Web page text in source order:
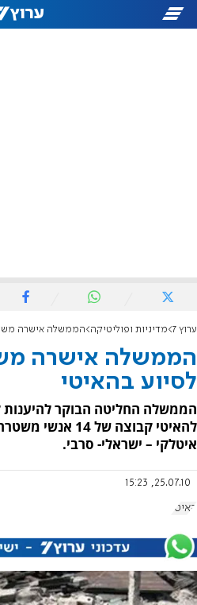
ערוץ 7 מדיניות ופוליטיקה הממשלה אישרה משלוח 14 שוטרים לסיוע
לסיוע בהאיטי
הממשלה החליטה הבוקר
להאיטי קבוצה של
איטלקי – ישראלי- סרבי.
25.07.10, 15:23
האיטי